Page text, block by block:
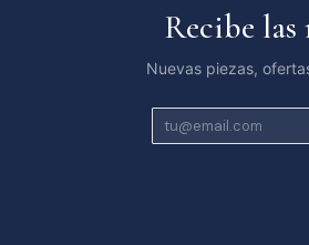
Recibe las
Nuevas piezas,